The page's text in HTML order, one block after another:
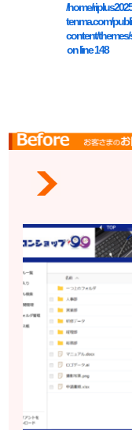
/home/
tenma.com/
content/themes/
on line148